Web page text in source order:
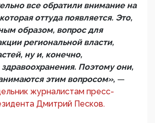
все обратили внимание на
оттуда появляется. Это,
образом, вопрос для
региональной власти,
ну и, конечно,
Поэтому они,
этим вопросом», —
журналистам пресс-
Дмитрий Песков.